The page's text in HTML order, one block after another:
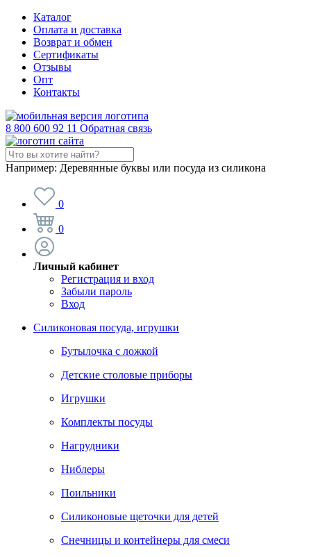
Каталог
Оплата и доставка
Возврат и обмен
Сертификаты
Отзывы
Опт
Контакты
8 800 600 92 11 Обратная связь
Например: Деревянные буквы или посуда из силикона
0
0
Личный кабинет
Регистрация и вход
Забыли пароль
Вход
Силиконовая посуда, игрушки
Бутылочка с ложкой
Детские столовые приборы
Игрушки
Комплекты посуды
Нагрудники
Ниблеры
Поильники
Силиконовые щеточки для детей
Снечницы и контейнеры для смеси